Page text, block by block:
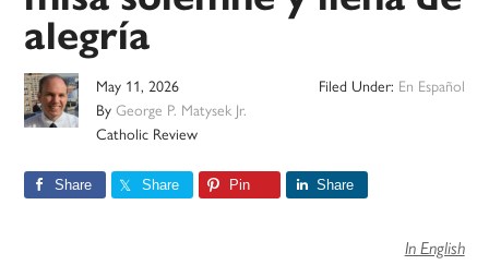
alegría
May 11, 2026
ByGeorge P. Matysek Jr.
Catholic Review
Filed Under: En Español
Share Share Pin Share
In English